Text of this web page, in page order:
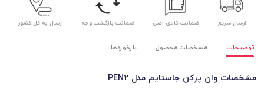
ارسال سریع ضمانت کالای اصل ضمانت بازگشت وجه ارسال به کل کشور
توضیحات مشخصات محصول بازخوردها
مشخصات وان پرکن جاستایم مدل PEN2